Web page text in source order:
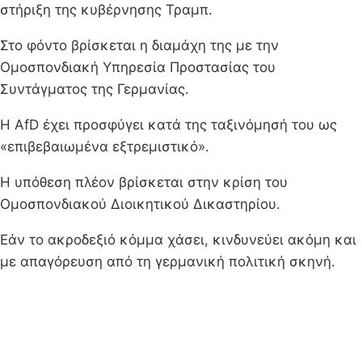
στήριξη της κυβέρνησης Τραμπ.
Στο φόντο βρίσκεται η διαμάχη της με την
Ομοσπονδιακή Υπηρεσία Προστασίας του
Συντάγματος της Γερμανίας.
Η AfD έχει προσφύγει κατά της ταξινόμησή του ως
«επιβεβαιωμένα εξτρεμιστικό».
Η υπόθεση πλέον βρίσκεται στην κρίση του
Ομοσπονδιακού Διοικητικού Δικαστηρίου.
Εάν το ακροδεξιό κόμμα χάσει, κινδυνεύει ακόμη και
με απαγόρευση από τη γερμανική πολιτική σκηνή.